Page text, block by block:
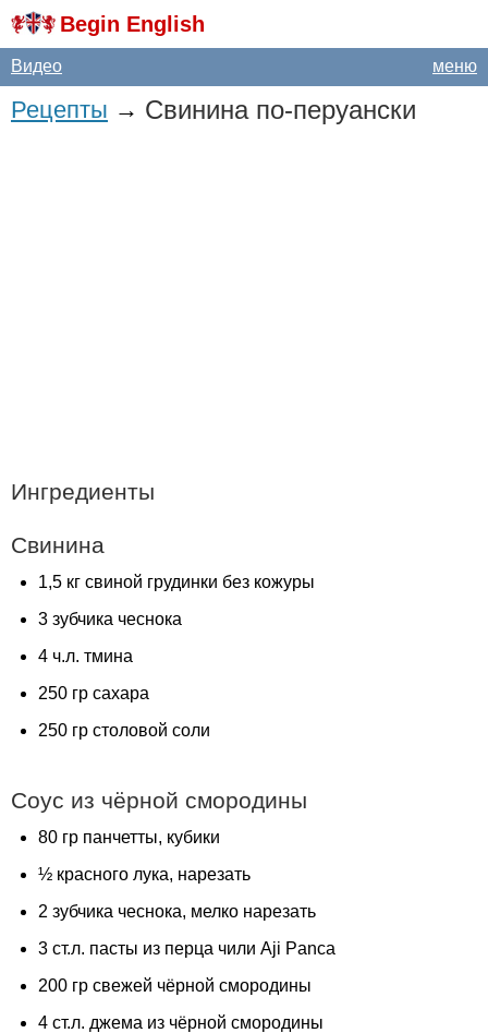
Begin English
меню
Видео
Рецепты → Свинина по-перуански
Ингредиенты
Свинина
1,5 кг свиной грудинки без кожуры
3 зубчика чеснока
4 ч.л. тмина
250 гр сахара
250 гр столовой соли
Соус из чёрной смородины
80 гр панчетты, кубики
½ красного лука, нарезать
2 зубчика чеснока, мелко нарезать
3 ст.л. пасты из перца чили Aji Panca
200 гр свежей чёрной смородины
4 ст.л. джема из чёрной смородины